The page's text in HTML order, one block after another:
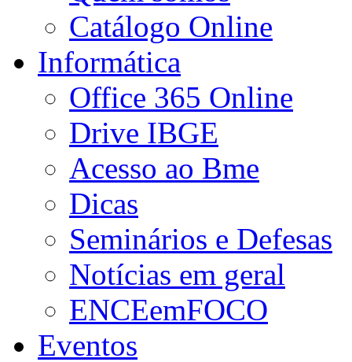
Catálogo Online
Informática
Office 365 Online
Drive IBGE
Acesso ao Bme
Dicas
Seminários e Defesas
Notícias em geral
ENCEemFOCO
Eventos